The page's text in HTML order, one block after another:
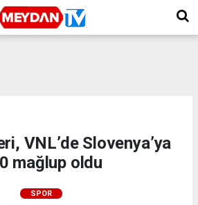
VNL’de Slovenya’ya
mağlup oldu
SPOR